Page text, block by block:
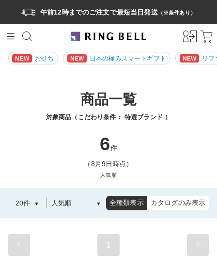
午前12時までのご注文で最短当日発送（※条件あり）
NEW おせち NEW 日本の極みスマートギフト NEW リ
商品一覧
対象商品（こだわり条件： 特選ブランド ）
6件
（8月9日時点）
人気順
全種類表示 カタログのみ表示
1